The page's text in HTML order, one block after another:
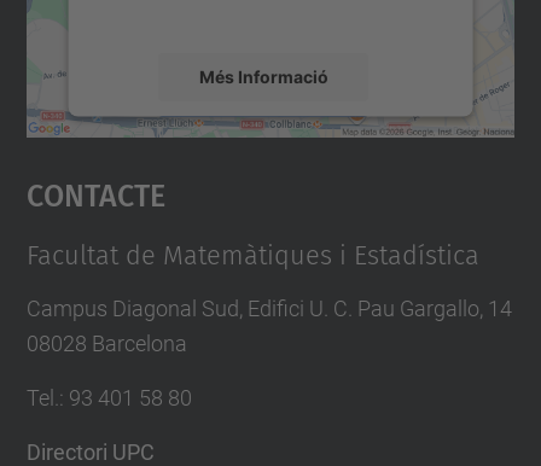
Més Informació
Accepta
powered by
Contacte
Facultat de Matemàtiques i Estadística
Campus Diagonal Sud, Edifici U. C. Pau Gargallo, 14
08028 Barcelona
Tel. : 93 401 58 80
Directori UPC